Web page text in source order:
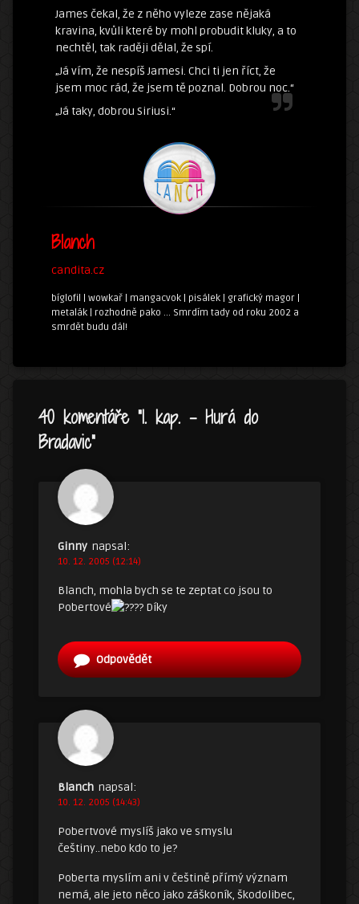
James čekal, že z něho vyleze zase nějaká
kravina, kvůli které by mohl probudit kluky, a to
nechtěl, tak raději dělal, že spí.
„Já vím, že nespíš Jamesi. Chci ti jen říct, že
jsem moc rád, že jsem tě poznal. Dobrou noc.“
„Já taky, dobrou Siriusi.“
Blanch
candita.cz
bíglofil | wowkař | mangacvok | pisálek | grafický magor |
metalák | rozhodně pako ... Smrdím tady od roku 2002 a
smrdět budu dál!
40 komentáře “1. kap. – Hurá do
Bradavic”
Ginny napsal:
10. 12. 2005 (12:14)
Blanch, mohla bych se te zeptat co jsou to
Pobertové
? Díky
Odpovědět
Blanch napsal:
10. 12. 2005 (14:43)
Pobertvové myslíš jako ve smyslu
češtiny..nebo kdo to je?
Poberta myslím ani v češtině přímý význam
nemá, ale jeto něco jako záškoník, škodolibec,